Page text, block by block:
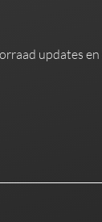
updates